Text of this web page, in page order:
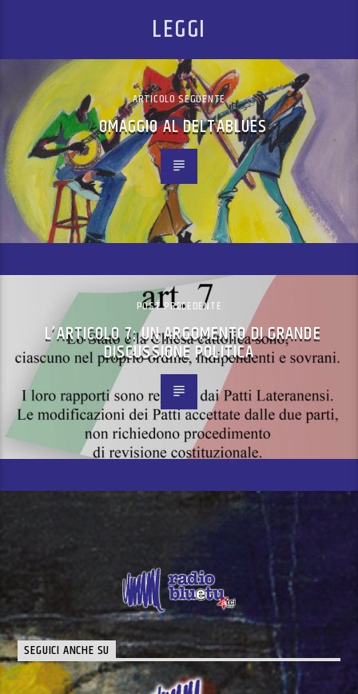
LEGGI
ARTICOLO SEGUENTE
OMAGGIO AL DELTABLUES
POST PRECEDENTE
L’ARTICOLO 7: UN ARGOMENTO DI GRANDE
DISCUSSIONE POLITICA
SEGUICI ANCHE SU